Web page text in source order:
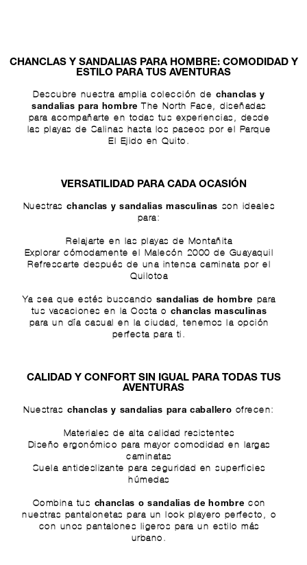
CHANCLAS Y SANDALIAS PARA HOMBRE: COMODIDAD Y
ESTILO PARA TUS AVENTURAS
Descubre nuestra amplia colección de
chanclas y
sandalias para hombre The North Face, diseñadas
para acompañarte en todas tus experiencias, desde
las playas de Salinas hasta los paseos por el Parque
El Ejido en Quito.
VERSATILIDAD PARA CADA OCASIÓN
Nuestraschanclas y sandalias masculinas
son ideales
para:
Relajarte en las playas de Montañita
Explorar cómodamente el Malecón 2000 de Guayaquil
Refrescarte después de una intensa caminata por el
Quilotoa
Ya sea que estés buscando sandalias de hombre
para
tus vacaciones en la Costa ochanclas masculinas
para un día casual en la ciudad, tenemos la opción
perfecta para ti.
CALIDAD Y CONFORT SIN IGUAL PARA TODAS TUS
AVENTURAS
Nuestras chanclas y sandalias para caballero ofrecen:
Materiales de alta calidad resistentes
Diseño ergonómico para mayor comodidad en largas
caminatas
Suela antideslizante para seguridad en superficies
húmedas
Combina tus chanclas o sandalias de hombre con
nuestras pantalonetas para un look playero perfecto, o
con unospantalones ligeros para un estilo más
urbano.